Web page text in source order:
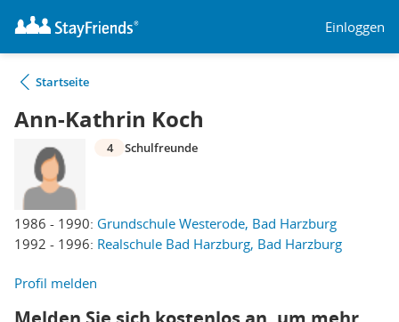
Einloggen
Startseite
Ann-Kathrin Koch
1986 - 1990: Grundschule Westerode, Bad Harzburg
1992 - 1996: Realschule Bad Harzburg, Bad Harzburg
4 Schulfreunde
Profil melden